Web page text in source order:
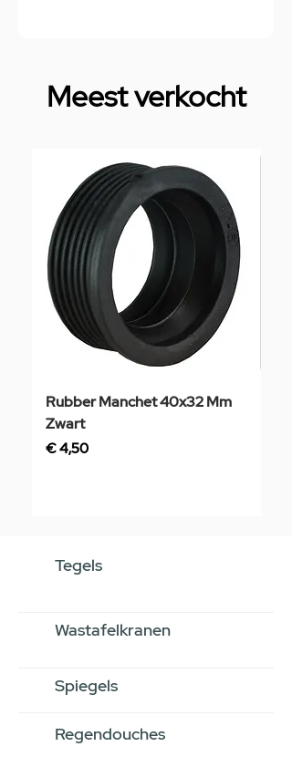
Meest verkocht
Rubber Manchet 40x32 Mm
Zwart
Prijs
€ 4,50
Tegels
Wastafelkranen
Spiegels
Regendouches